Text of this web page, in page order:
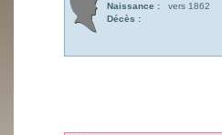
Naissance :
vers 1862
Décès :